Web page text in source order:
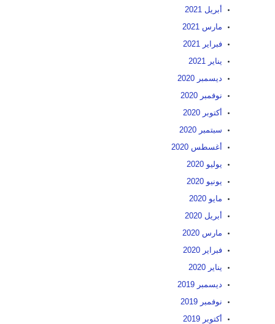
أبريل 2021
مارس 2021
فبراير 2021
يناير 2021
ديسمبر 2020
نوفمبر 2020
أكتوبر 2020
سبتمبر 2020
أغسطس 2020
يوليو 2020
يونيو 2020
مايو 2020
أبريل 2020
مارس 2020
فبراير 2020
يناير 2020
ديسمبر 2019
نوفمبر 2019
أكتوبر 2019